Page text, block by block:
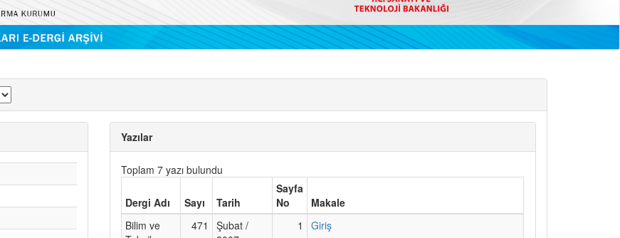
Yazılar
Toplam 7 yazı bulundu
Dergi Adı Sayı Tarih
Sayfa
No
Makale
Bilim ve
471
Şubat /
1 Giriş